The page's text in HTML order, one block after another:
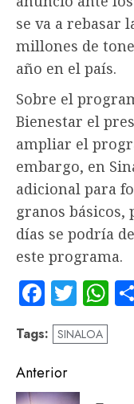
se va a rebasar
millones de
año en el país.
Sobre el
Bienestar el
ampliar el
embargo, en
adicional para
granos
días se podría
este programa.
Tags: SINALOA
Navegación
Anterior